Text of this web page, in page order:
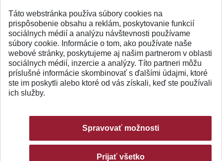
SPÄŤ NA VRCH
Táto webstránka používa súbory cookies na
prispôsobenie obsahu a reklám, poskytovanie funkcií
sociálnych médií a analýzu návštevnosti používame
súbory cookie. Informácie o tom, ako používate naše
webové stránky, poskytujeme aj našim partnerom v oblasti
sociálnych médií, inzercie a analýzy. Títo partneri môžu
príslušné informácie skombinovať s ďalšími údajmi, ktoré
ste im poskytli alebo ktoré od vás získali, keď ste používali
ich služby.
Spravovať možnosti
Prijať všetko